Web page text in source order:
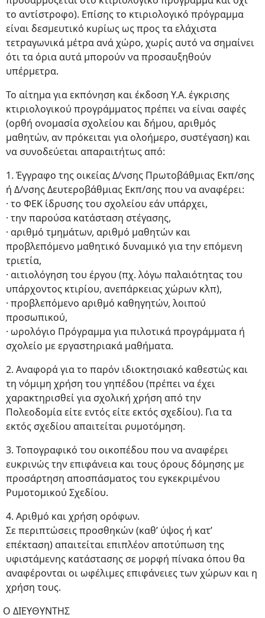
το αντίστροφο). Επίσης το κτιριολογικό πρόγραμμα
είναι δεσμευτικό κυρίως ως προς τα ελάχιστα
τετραγωνικά μέτρα ανά χώρο, χωρίς αυτό να σημαίνει
ότι τα όρια αυτά μπορούν να προσαυξηθούν
υπέρμετρα.
Το αίτημα για εκπόνηση και έκδοση Υ.Α. έγκρισης
κτιριολογικού προγράμματος πρέπει να είναι σαφές
(ορθή ονομασία σχολείου και δήμου, αριθμός
μαθητών, αν πρόκειται για ολοήμερο, συστέγαση) και
να συνοδεύεται απαραιτήτως από:
1. Έγγραφο της οικείας Δ/νσης Πρωτοβάθμιας Εκπ/σης
ή Δ/νσης Δευτεροβάθμιας Εκπ/σης που να αναφέρει:
· το ΦΕΚ ίδρυσης του σχολείου εάν υπάρχει,
· την παρούσα κατάσταση στέγασης,
· αριθμό τμημάτων, αριθμό μαθητών και
προβλεπόμενο μαθητικό δυναμικό για την επόμενη
τριετία,
· αιτιολόγηση του έργου (πχ. λόγω παλαιότητας του
υπάρχοντος κτιρίου, ανεπάρκειας χώρων κλπ),
· προβλεπόμενο αριθμό καθηγητών, λοιπού
προσωπικού,
· ωρολόγιο Πρόγραμμα για πιλοτικά προγράμματα ή
σχολείο με εργαστηριακά μαθήματα.
2. Αναφορά για το παρόν ιδιοκτησιακό καθεστώς και
τη νόμιμη χρήση του γηπέδου (πρέπει να έχει
χαρακτηρισθεί για σχολική χρήση από την
Πολεοδομία είτε εντός είτε εκτός σχεδίου). Για τα
εκτός σχεδίου απαιτείται ρυμοτόμηση.
3. Τοπογραφικό του οικοπέδου που να αναφέρει
ευκρινώς την επιφάνεια και τους όρους δόμησης με
προσάρτηση αποσπάσματος του εγκεκριμένου
Ρυμοτομικού Σχεδίου.
4. Αριθμό και χρήση ορόφων.
Σε περιπτώσεις προσθηκών (καθ’ ύψος ή κατ’
επέκταση) απαιτείται επιπλέον αποτύπωση της
υφιστάμενης κατάστασης σε μορφή πίνακα όπου θα
αναφέρονται οι ωφέλιμες επιφάνειες των χώρων και η
χρήση τους.
Ο ΔΙΕΥΘΥΝΤΗΣ